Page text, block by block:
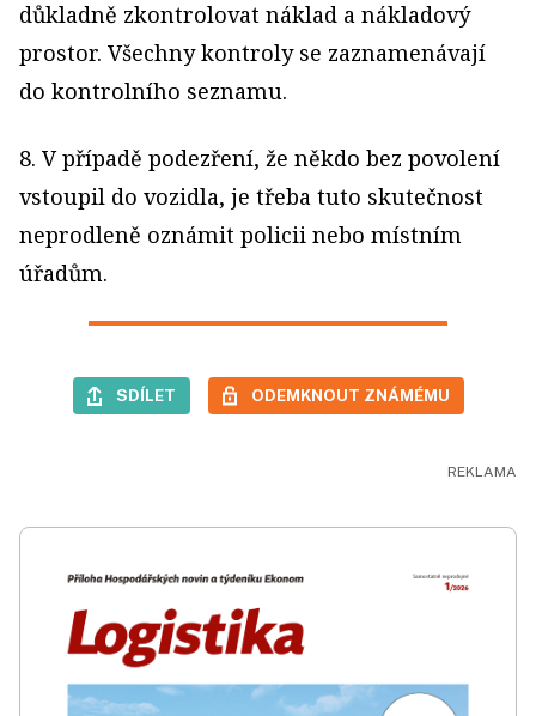
důkladně zkontrolovat náklad a nákladový
prostor. Všechny kontroly se zaznamenávají
do kontrolního seznamu.
8. V případě podezření, že někdo bez povolení
vstoupil do vozidla, je třeba tuto skutečnost
neprodleně oznámit policii nebo místním
úřadům.
SDÍLET ODEMKNOUT ZNÁMÉMU